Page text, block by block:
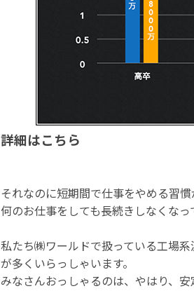
詳細はこちら
それなのに短期間で仕事をやめる習慣
何のお仕事をしても長続きしなくなっ
私たち㈱ワールドで扱っている工場
が多くいらっしゃいます。
みなさんおっしゃるのは、やはり、安